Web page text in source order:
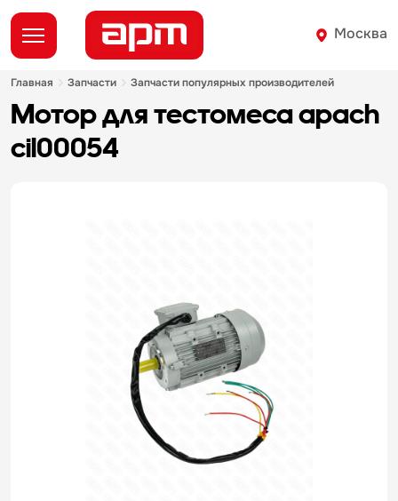
Москва
главная запчасти запчасти популярных производителей
мотор для тестомеса apach
cil00054